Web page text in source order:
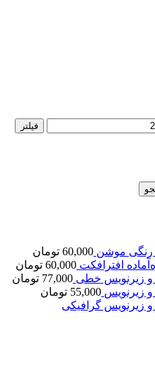
فیلتر
رنگی موشن 60,000 تومان
افترافکت 60,000 تومان
و زیرنویس خطی 77,000 تومان
و زیرنویس 55,000 تومان
و زیرنویس گرافیکی